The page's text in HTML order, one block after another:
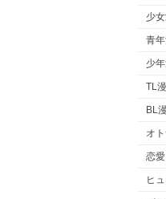
少
青
少
TL
BL
オ
恋愛
ヒ